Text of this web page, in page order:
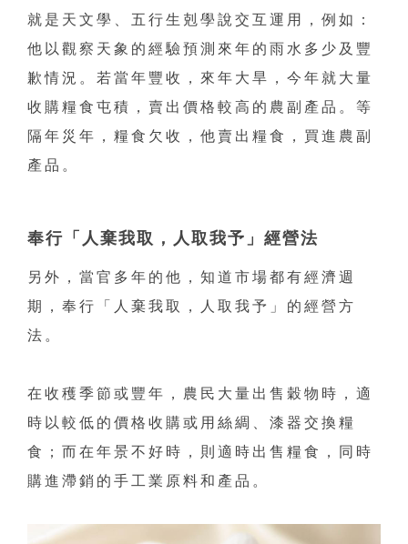
就是天文學、五行生剋學說交互運用，例如：
他以觀察天象的經驗預測來年的雨水多少及豐
歉情況。若當年豐收，來年大旱，今年就大量
收購糧食屯積，賣出價格較高的農副產品。等
隔年災年，糧食欠收，他賣出糧食，買進農副
產品。
奉行「人棄我取，人取我予」經營法
另外，當官多年的他，知道市場都有經濟週
期，奉行「人棄我取，人取我予」的經營方
法。
在收穫季節或豐年，農民大量出售穀物時，適
時以較低的價格收購或用絲綢、漆器交換糧
食；而在年景不好時，則適時出售糧食，同時
購進滯銷的手工業原料和產品。